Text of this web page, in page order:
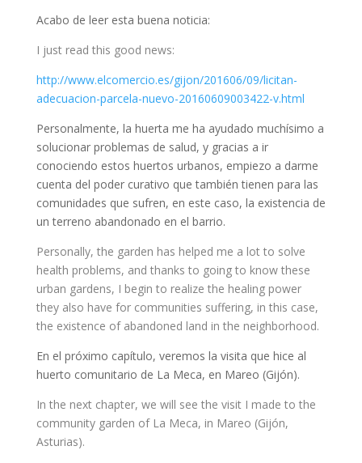
Acabo de leer esta buena noticia:
I just read this good news:
http://www.elcomercio.es/gijon/201606/09/licitan-
adecuacion-parcela-nuevo-20160609003422-v.html
Personalmente, la huerta me ha ayudado muchísimo a
solucionar problemas de salud, y gracias a ir
conociendo estos huertos urbanos, empiezo a darme
cuenta del poder curativo que también tienen para las
comunidades que sufren, en este caso, la existencia de
un terreno abandonado en el barrio.
Personally, the garden has helped me a lot to solve
health problems, and thanks to going to know these
urban gardens, I begin to realize the healing power
they also have for communities suffering, in this case,
the existence of abandoned land in the neighborhood.
En el próximo capítulo, veremos la visita que hice al
huerto comunitario de La Meca, en Mareo (Gijón).
In the next chapter, we will see the visit I made to the
community garden of La Meca, in Mareo (Gijón,
Asturias).